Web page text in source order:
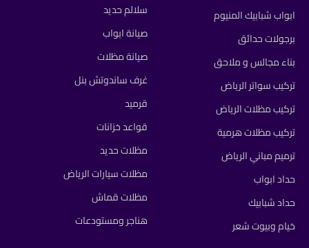
ابواب شبابيك المنيوم
برجولات حدائق
بناء مجالس و ملاحق
تركيب سواتر الرياض
تركيب مظلات الرياض
تركيب مظلات هرمية
ترميم مباني الرياض
حداد ابواب
حداد شبابيك
خيام وبيوت شعر
سلالم حديد
صيانة ابواب
صيانة مظلات
غرف ساندوتش بنل
قرميد
قواعد خزانات
مظلات حديد
مظلات سيارات الرياض
مظلات قماش
هناجر ومستودعات